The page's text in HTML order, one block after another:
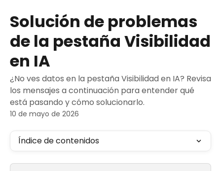
Solución de problemas
de la pestaña Visibilidad
en IA
¿No ves datos en la pestaña Visibilidad en IA? Revisa
los mensajes a continuación para entender qué
está pasando y cómo solucionarlo.
10 de mayo de 2026
Índice de contenidos